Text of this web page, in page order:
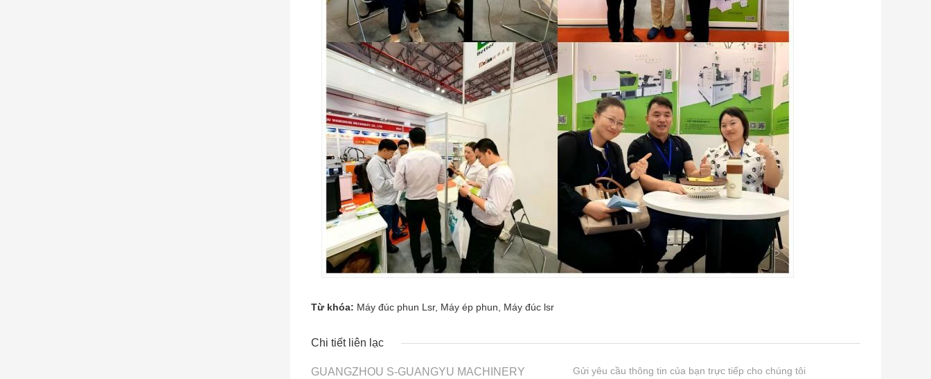
Từ khóa: Máy đúc phun Lsr, Máy ép phun, Máy đúc lsr
Chi tiết liên lạc
GUANGZHOU S-GUANGYU MACHINERY
Gửi yêu cầu thông tin của bạn trực tiếp cho chúng tôi